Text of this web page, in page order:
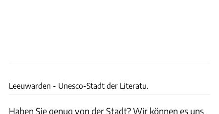
Leeuwarden - Unesco-Stadt der Literatu.
Haben Sie genug von der Stadt? Wir können es uns